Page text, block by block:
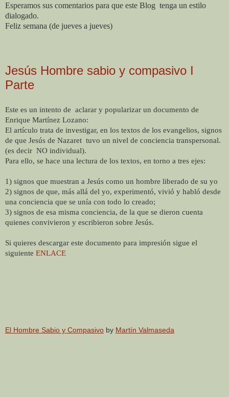
Esperamos sus comentarios para que este Blog tenga un estilo
dialogado.
Feliz semana (de jueves a jueves)
Jesús Hombre sabio y compasivo I
Parte
Este es un intento de aclarar y popularizar un documento de
Enrique Martínez Lozano:
El artículo trata de investigar, en los textos de los evangelios, signos
de que Jesús de Nazaret tuvo un nivel de conciencia transpersonal.
(es decir NO individual).
Para ello, se hace una lectura de los textos, en torno a tres ejes:
1) signos que muestran a Jesús como un hombre liberado de su yo
2) signos de que, más allá del yo, experimentó, vivió y habló desde
una conciencia que se unía con todo lo creado;
3) signos de esa misma conciencia, de la que se dieron cuenta
quienes convivieron y escribieron sobre Jesús.
Si quieres descargar este documento para impresión sigue el
siguiente ENLACE
El Hombre Sabio y Compasivo by Martín Valmaseda